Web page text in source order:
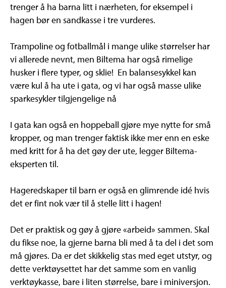
trenger å ha barna litt i nærheten, for eksempel i
hagen bør en sandkasse i tre vurderes.
Trampoline og fotballmål i mange ulike størrelser har
vi allerede nevnt, men Biltema har også rimelige
husker i flere typer, og sklie! En balansesykkel kan
være kul å ha ute i gata, og vi har også masse ulike
sparkesykler tilgjengelige nå
I gata kan også en hoppeball gjøre mye nytte for små
kropper, og man trenger faktisk ikke mer enn en eske
med kritt for å ha det gøy der ute, legger Biltema-
eksperten til.
Hageredskaper til barn er også en glimrende idé hvis
det er fint nok vær til å stelle litt i hagen!
Det er praktisk og gøy å gjøre «arbeid» sammen. Skal
du fikse noe, la gjerne barna bli med å ta del i det som
må gjøres. Da er det skikkelig stas med eget utstyr, og
dette verktøysettet har det samme som en vanlig
verktøykasse, bare i liten størrelse, bare i miniversjon.